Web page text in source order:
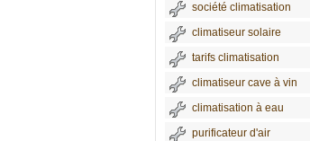
société climatisation
climatiseur solaire
tarifs climatisation
climatiseur cave à vin
climatisation à eau
purificateur d'air